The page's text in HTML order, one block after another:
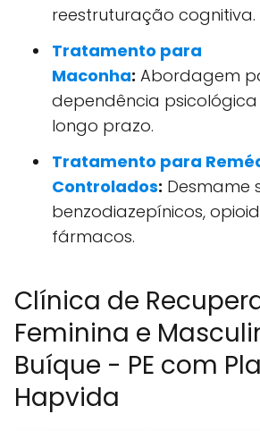
reestruturação cognitiva.
Tratamento para
Maconha: Abordagem
dependência psicológica
longo prazo.
Tratamento para
Controlados: Desmame
benzodiazepínicos,
fármacos.
Clínica de
Feminina e
Buíque - PE com
Hapvida